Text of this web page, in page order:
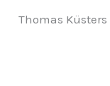
Thomas Küsters